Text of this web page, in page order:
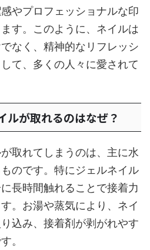
やプロフェッショナルな印
す。このように、ネイルは
なく、精神的なリフレッシ
て、多くの人々に愛されて
ルが取れるのはなぜ？
取れてしまうのは、主に水
のです。特にジェルネイル
長時間触れることで接着力
。お湯や蒸気により、ネイ
込み、接着剤が剥がれやす
。